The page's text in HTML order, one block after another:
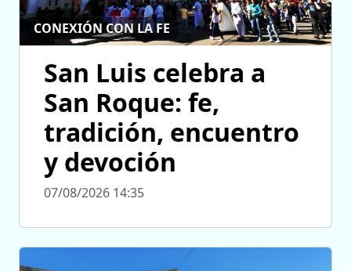
CONEXIÓN CON LA FE
San Luis celebra a
San Roque: fe,
tradición, encuentro
y devoción
07/08/2026 14:35